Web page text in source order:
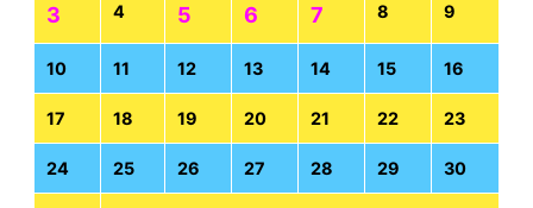
3 4 5 6 7 8 9
10 11 12 13 14 15 16
17 18 19 20 21 22 23
24 25 26 27 28 29 30